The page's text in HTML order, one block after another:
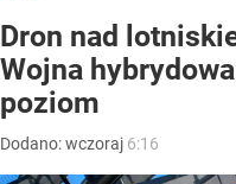
Dron nad
Wojna
poziom
Dodano:wczoraj 6:16